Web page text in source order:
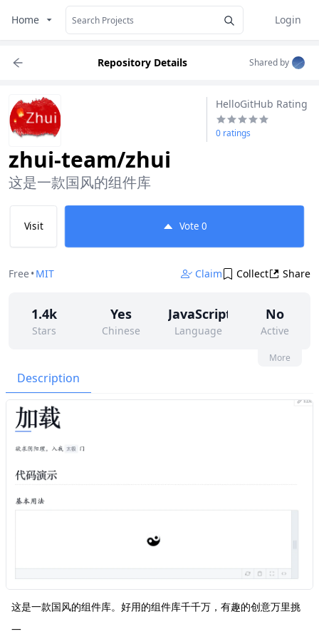
Home
Login
Repository Details Shared by
HelloGitHub Rating
0 ratings
zhui-team/zhui
这是一款国风的组件库
Visit Vote 0
Free• MIT Claim Collect Share
1.4k
Stars
Yes
Chinese
JavaScript
Language
No
Active
Contributors
None
70
Forks
MIT
More
Description
这是一款国风的组件库。好用的组件库千千万，有趣的创意万里挑
一